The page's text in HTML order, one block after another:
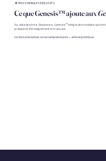
❇︎ TROIS MODULES EXCLUSIFS
Ce que Genesis™ ajoute aux
Au-delà des trois Séquences, Genesis™ intègre des modules qui
pratique et d'enseignement en français.
La transmutation ne se comprend pas — elle se pratique.